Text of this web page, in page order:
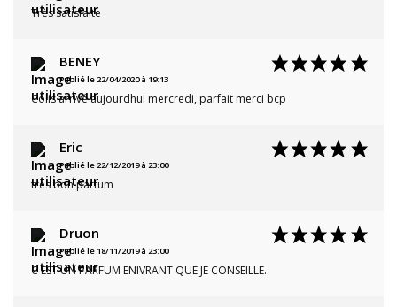
Très satisfaite
BENEY
Publié le 22/04/2020 à 19:13
Colis arrivé aujourdhui mercredi, parfait merci bcp
Eric
Publié le 22/12/2019 à 23:00
tres bon parfum
Druon
Publié le 18/11/2019 à 23:00
C EST UN PARFUM ENIVRANT QUE JE CONSEILLE.